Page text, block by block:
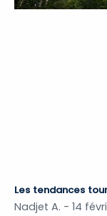
Les tendances
Nadjet A. 14